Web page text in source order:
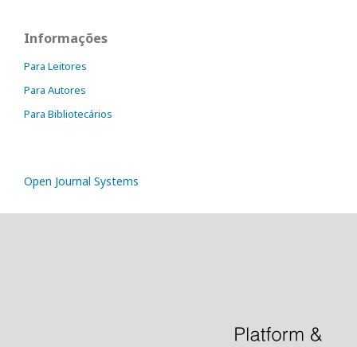
Informações
Para Leitores
Para Autores
Para Bibliotecários
Open Journal Systems